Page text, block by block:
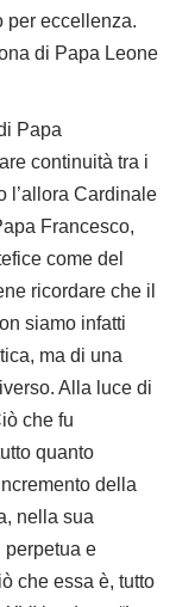
per eccellenza.
di Papa Leone
Papa
continuità tra i
l’allora Cardinale
Francesco,
come del
ricordare che il
siamo infatti
ma di una
Alla luce di
che fu
quanto
della
nella sua
perpetua e
che essa è, tutto